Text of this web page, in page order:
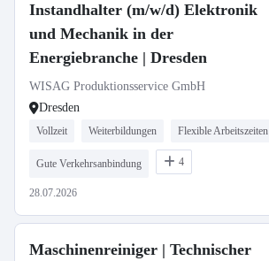
Instandhalter (m/w/d) Elektronik
und Mechanik in der
Energiebranche | Dresden
WISAG Produktionsservice GmbH
Dresden
Vollzeit Weiterbildungen Flexible Arbeitszeiten
Gute Verkehrsanbindung 4
28.07.2026
Maschinenreiniger | Technischer